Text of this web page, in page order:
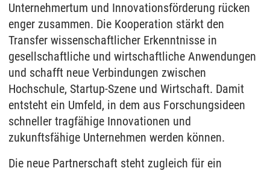
Unternehmertum und Innovationsförderung rücken
enger zusammen. Die Kooperation stärkt den
Transfer wissenschaftlicher Erkenntnisse in
gesellschaftliche und wirtschaftliche Anwendungen
und schafft neue Verbindungen zwischen
Hochschule, Startup-Szene und Wirtschaft. Damit
entsteht ein Umfeld, in dem aus Forschungsideen
schneller tragfähige Innovationen und
zukunftsfähige Unternehmen werden können.
Die neue Partnerschaft steht zugleich für ein